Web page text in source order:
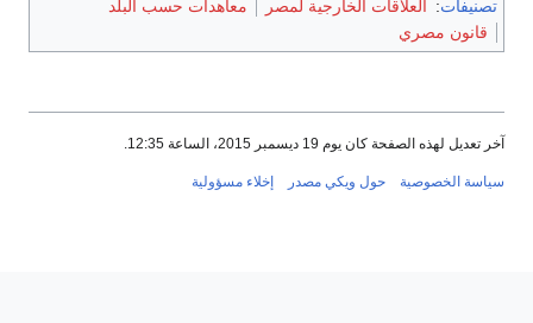
تصنيفات: العلاقات الخارجية لمصر
معاهدات حسب البلد
قانون مصري
آخر تعديل لهذه الصفحة كان يوم 19 ديسمبر 2015، الساعة 12:35.
سياسة الخصوصية حول ويكي مصدر إخلاء مسؤولية